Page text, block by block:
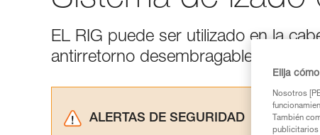
EL RIG puede ser utilizado en la
antirretorno desembragable bajo
ALERTAS DE SEGURIDAD
Elija
Nosotros
También
publicitarios